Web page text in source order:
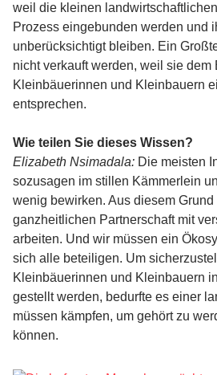
weil die kleinen
Prozess eingebunden werden und
unberücksichtigt bleiben. Ein
nicht verkauft werden, weil sie dem
Kleinbäuerinnen und Kleinbauern
entsprechen.
Wie teilen Sie dieses Wissen?
Elizabeth Nsimadala: Die meisten
sozusagen im stillen Kämmerlein
wenig bewirken. Aus diesem
ganzheitlichen Partnerschaft mit
arbeiten. Und wir müssen ein
sich alle beteiligen. Um
Kleinbäuerinnen und Kleinbauern
gestellt werden, bedurfte es einer
müssen kämpfen, um gehört zu
können.